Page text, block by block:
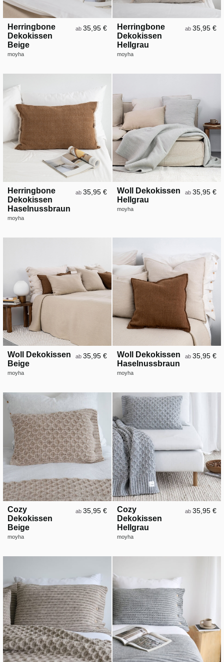
Herringbone
Dekokissen
Beige
moyha
ab35,95 €
Herringbone
Dekokissen
Hellgrau
moyha
ab 35,95 €
Herringbone
Dekokissen
Haselnussbraun
moyha
ab35,95 €
Woll Dekokissen
Hellgrau
moyha
ab 35,95 €
Woll Dekokissen
Beige
moyha
ab35,95 €
Woll Dekokissen
Haselnussbraun
moyha
ab 35,95 €
Cozy
Dekokissen
Beige
moyha
ab35,95 €
Cozy
Dekokissen
Hellgrau
moyha
ab 35,95 €